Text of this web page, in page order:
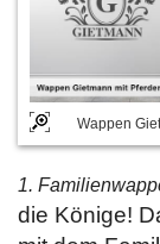
Wappen
1.
die Könige!